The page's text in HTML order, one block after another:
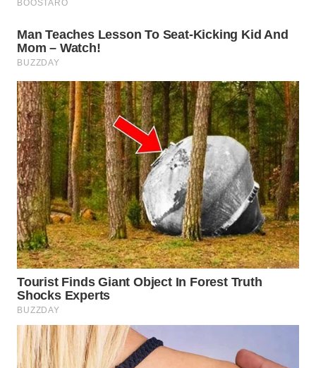
WN
TANJUNG
LESUNG
WN
KARO
WN
SIMALUNGUN
WN
LABUHANBATU
WN
TAPANULI
TENGAH
SERDANG